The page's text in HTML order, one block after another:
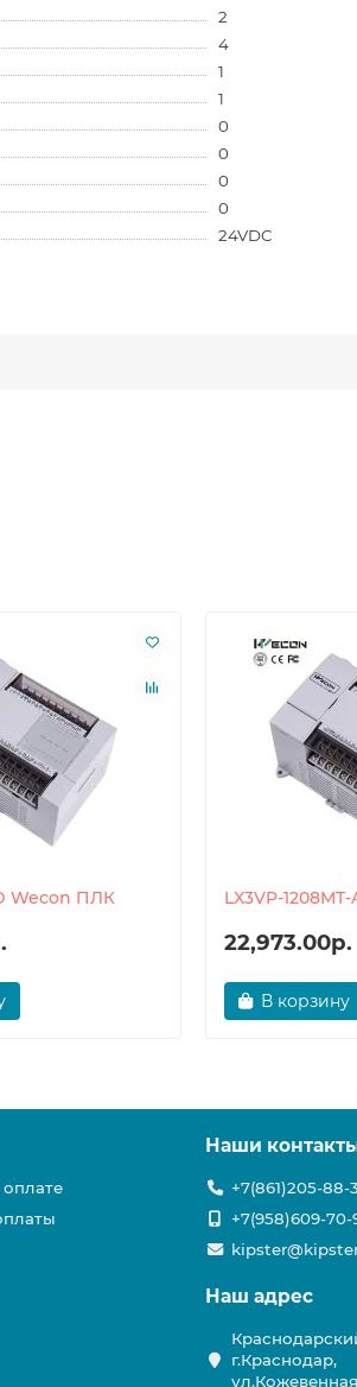
2
4
1
1
0
0
0
0
24VDC
Wecon ПЛК LX3VP-
22,973.00р.
В корзину
Наши
+7(861)205-88-
+7(958)609-70-
Наш адрес
г.Краснодар,